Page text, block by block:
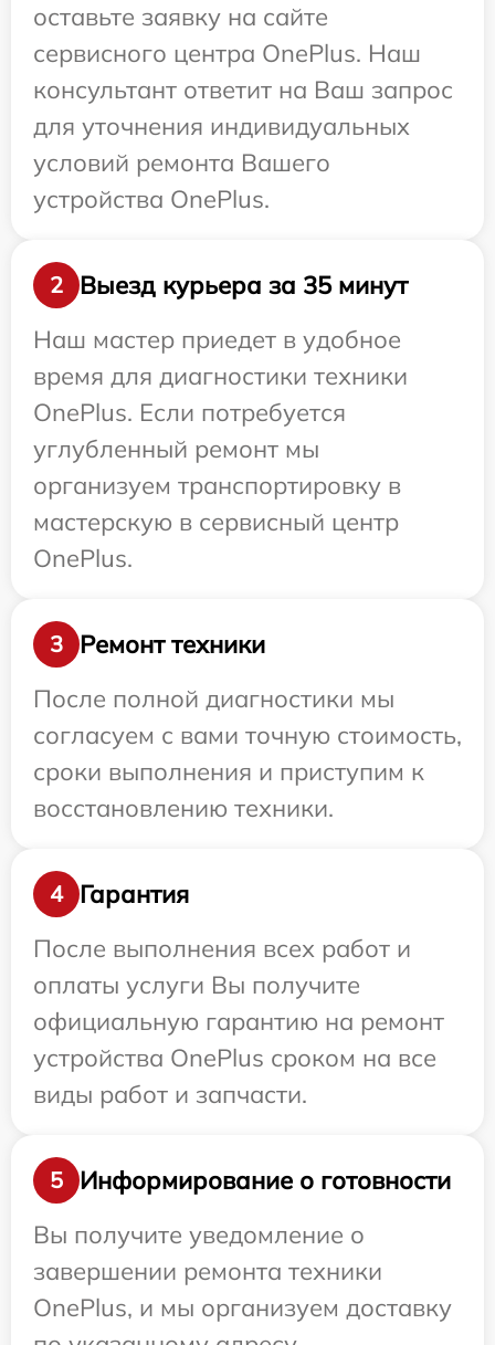
оставьте заявку на сайте
сервисного центра OnePlus. Наш
консультант ответит на Ваш запрос
для уточнения индивидуальных
условий ремонта Вашего
устройства OnePlus.
2
Выезд курьера за 35 минут
Наш мастер приедет в удобное
время для диагностики техники
OnePlus. Если потребуется
углубленный ремонт мы
организуем транспортировку в
мастерскую в сервисный центр
OnePlus.
3
Ремонт техники
После полной диагностики мы
согласуем с вами точную стоимость,
сроки выполнения и приступим к
восстановлению техники.
4
Гарантия
После выполнения всех работ и
оплаты услуги Вы получите
официальную гарантию на ремонт
устройства OnePlus сроком на все
виды работ и запчасти.
5
Информирование о готовности
Вы получите уведомление о
завершении ремонта техники
OnePlus, и мы организуем доставку